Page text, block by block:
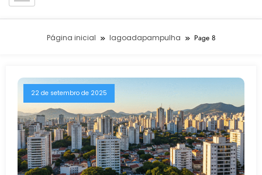
Página inicial lagoadapampulha Page 8
22 de setembro de 2025